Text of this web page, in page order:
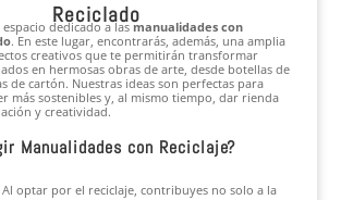
Reciclado
dedicado a lasmanualidades con
. En este lugar, encontrarás, además, una amplia
creativos que te permitirán transformar
en hermosas obras de arte, desde botellas de
de cartón. Nuestras ideas son perfectas para
más sostenibles y, al mismo tiempo, dar rienda
y creatividad.
Manualidades con Reciclaje?
Al optar por el reciclaje, contribuyes no solo a la